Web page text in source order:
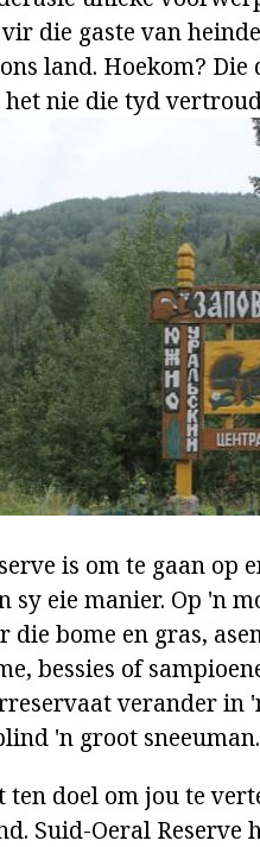
die gaste van
land. Hoekom?
nie die tyd
is om te gaan op
sy eie manier. Op 'n
die bome en gras,
bessies of
verander in
'n groot sneeuman.
doel om jou te
Suid-Oeral